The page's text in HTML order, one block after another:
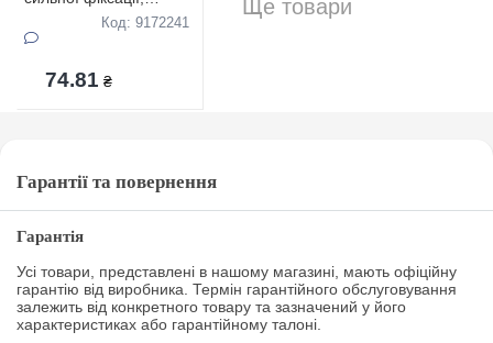
Код: 9172241
74.81 ₴
Ще товари
Гарантії та повернення
Гарантія
Усі товари, представлені в нашому магазині, мають офіційну
гарантію від виробника. Термін гарантійного обслуговування
залежить від конкретного товару та зазначений у його
характеристиках або гарантійному талоні.